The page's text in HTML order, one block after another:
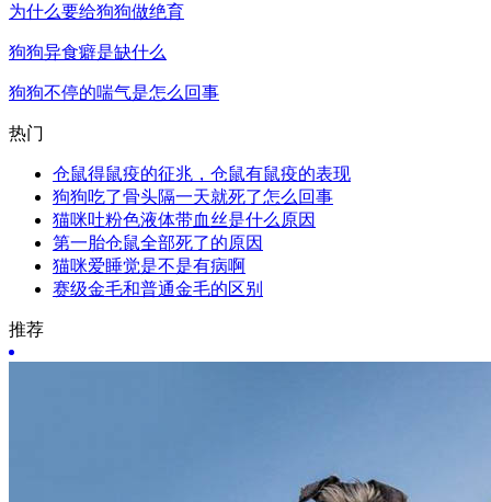
为什么要给狗狗做绝育
狗狗异食癖是缺什么
狗狗不停的喘气是怎么回事
热门
仓鼠得鼠疫的征兆，仓鼠有鼠疫的表现
狗狗吃了骨头隔一天就死了怎么回事
猫咪吐粉色液体带血丝是什么原因
第一胎仓鼠全部死了的原因
猫咪爱睡觉是不是有病啊
赛级金毛和普通金毛的区别
推荐